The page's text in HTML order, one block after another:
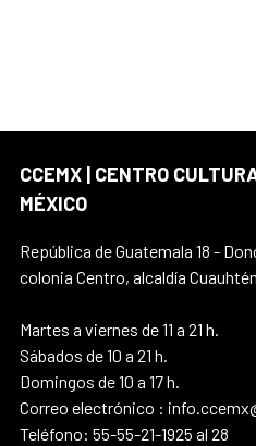
CCEMX | CENTRO
MÉXICO
República de Guatemala 18 -
colonia Centro, alcaldía
Martes a viernes de 11 a 21 h.
Sábados de 10 a 21 h.
Domingos de 10 a 17 h.
Correo electrónico :
Teléfono: 55-55-21-1925 al 28